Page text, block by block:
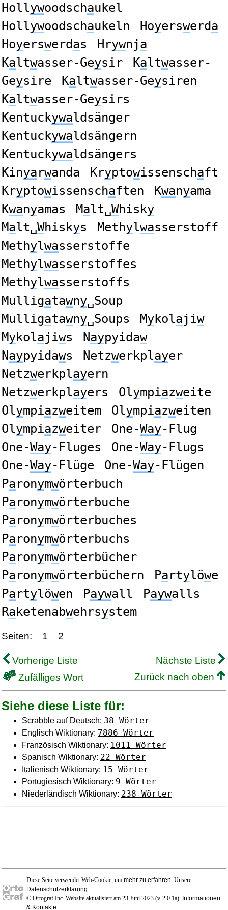
Hollywoodschaukel
Hollywoodschaukeln Hoyerswerda
Hoyerswerdas Hrywnja
Kaltwasser-Geysir Kaltwasser-
Geysire Kaltwasser-Geysiren
Kaltwasser-Geysirs
Kentuckywaldsänger
Kentuckywaldsängern
Kentuckywaldsängers
Kinyarwanda Kryptowissenschaft
Kryptowissenschaften Kwanyama
Kwanyamas Malt␣Whisky
Malt␣Whiskys Methylwasserstoff
Methylwasserstoffe
Methylwasserstoffes
Methylwasserstoffs
Mulligatawny␣Soup
Mulligatawny␣Soups Mykolajiw
Mykolajiws Naypyidaw
Naypyidaws Netzwerkplayer
Netzwerkplayern
Netzwerkplayers Olympiazweite
Olympiazweitem Olympiazweiten
Olympiazweiter One-Way-Flug
One-Way-Fluges One-Way-Flugs
One-Way-Flüge One-Way-Flügen
Paronymwörterbuch
Paronymwörterbuche
Paronymwörterbuches
Paronymwörterbuchs
Paronymwörterbücher
Paronymwörterbüchern Partylöwe
Partylöwen Paywall Paywalls
Ra ketenabwehrsystem
Seiten: 1 2
Vorherige Liste
Nächste Liste
Zufälliges Wort
Zurück nach oben
Siehe diese Liste für:
Scrabble auf Deutsch: 38 Wörter
Englisch Wiktionary: 7886 Wörter
Französisch Wiktionary: 1011 Wörter
Spanisch Wiktionary: 22 Wörter
Italienisch Wiktionary: 15 Wörter
Portugiesisch Wiktionary: 9 Wörter
Niederländisch Wiktionary: 238 Wörter
Diese Seite verwendet Web-Cookie, um mehr zu erfahren. Unsere
Datenschutzerklärung.
© Ortograf Inc. Website aktualisiert am 23 Juni 2023 (v-2.0.1a). Informationen
& Kontakte.